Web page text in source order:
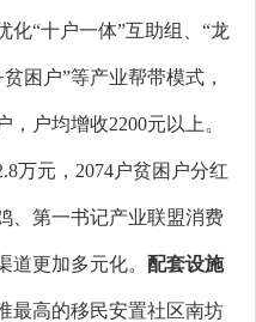
化“十户一体”互助组、“龙
困户”等产业帮带模式，
户均增收2200元以上。
万元，2074户贫困户分红
、第一书记产业联盟消费
道更加多元化。 配套设施
最高的移民安置社区南坊